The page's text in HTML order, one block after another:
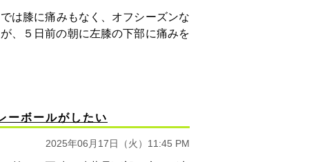
膝に痛みもなく、オフシーズンな
、５日前の朝に左膝の下部に痛みを
ーボールがしたい
2025年06月17日（火）11:45 PM